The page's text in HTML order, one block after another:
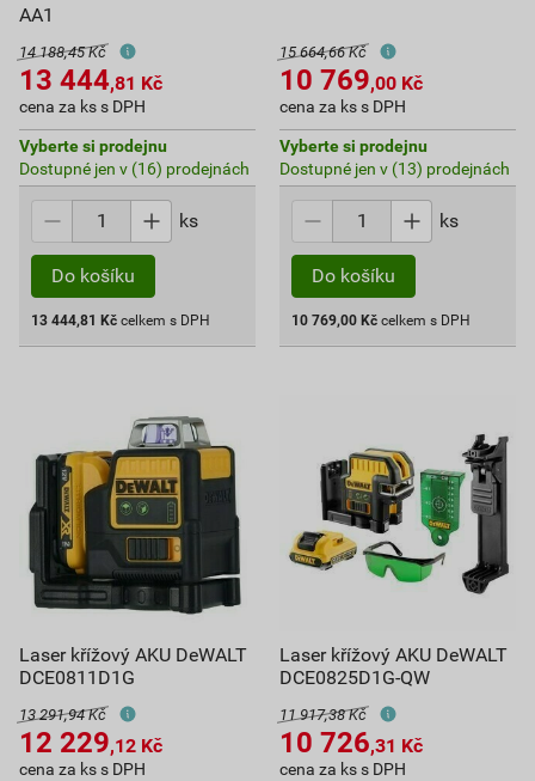
AA1
14 188,45 Kč
13 444,81 Kč
cena za ks s DPH
Vyberte si prodejnu
Dostupné jen v (16) prodejnách
ks
Do košíku
13 444,81 Kč celkem s DPH
15 664,66 Kč
10 769,00 Kč
cena za ks s DPH
Vyberte si prodejnu
Dostupné jen v (13) prodejnách
ks
Do košíku
10 769,00 Kč celkem s DPH
Laser křížový AKU DeWALT
DCE0811D1G
13 291,94 Kč
12 229,12 Kč
cena za ks s DPH
Laser křížový AKU DeWALT
DCE0825D1G-QW
11 917,38 Kč
10 726,31 Kč
cena za ks s DPH